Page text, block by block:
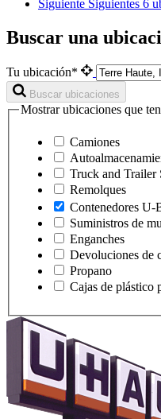
Siguiente Siguientes 6
Buscar una
Tu ubicación*
Buscar ubicaciones
Mostrar ubicaciones que
Camiones
Truck and Trailer
Remolques
Contenedores U-
Suministros de
Enganches
Devoluciones de
Propano
Cajas de plástico